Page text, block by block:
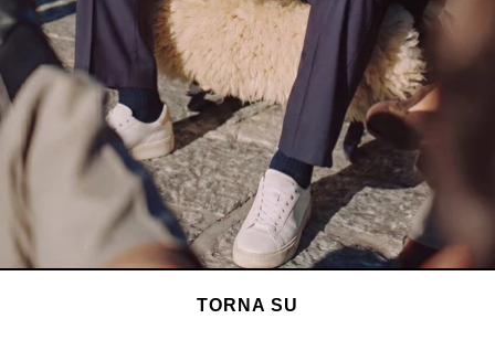
TORNA SU